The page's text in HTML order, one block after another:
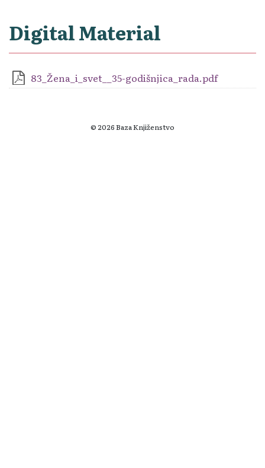
Digital Material
83_Žena_i_svet__35-godišnjica_rada.pdf
© 2026 Baza Knjiženstvo